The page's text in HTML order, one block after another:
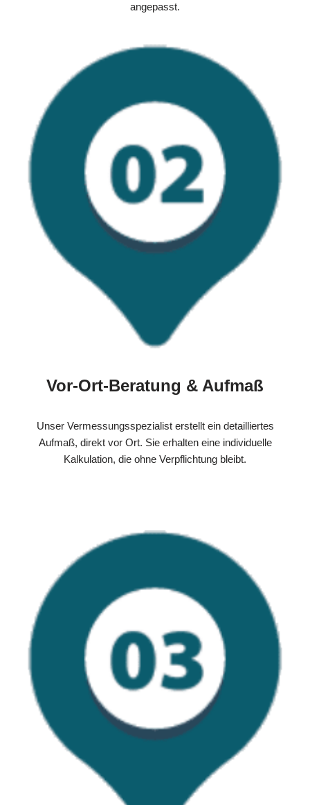
angepasst.
Vor-Ort-Beratung & Aufmaß
Unser Vermessungsspezialist erstellt ein detailliertes
Aufmaß, direkt vor Ort. Sie erhalten eine individuelle
Kalkulation, die ohne Verpflichtung bleibt.